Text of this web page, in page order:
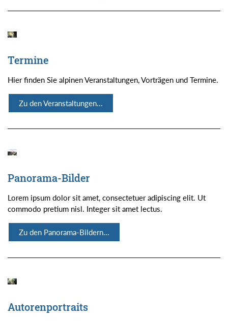
Termine
Hier finden Sie alpinen Veranstaltungen, Vorträgen und Termine.
Zu den Veranstaltungen...
Panorama-Bilder
Lorem ipsum dolor sit amet, consectetuer adipiscing elit. Ut
commodo pretium nisl. Integer sit amet lectus.
Zu den Panorama-Bildern...
Autorenportraits